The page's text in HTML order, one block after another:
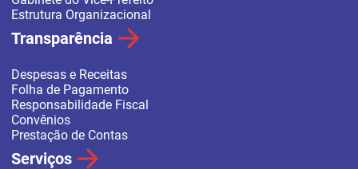
Estrutura Organizacional
Transparência
Despesas e Receitas
Folha de Pagamento
Responsabilidade Fiscal
Convênios
Prestação de Contas
Serviços